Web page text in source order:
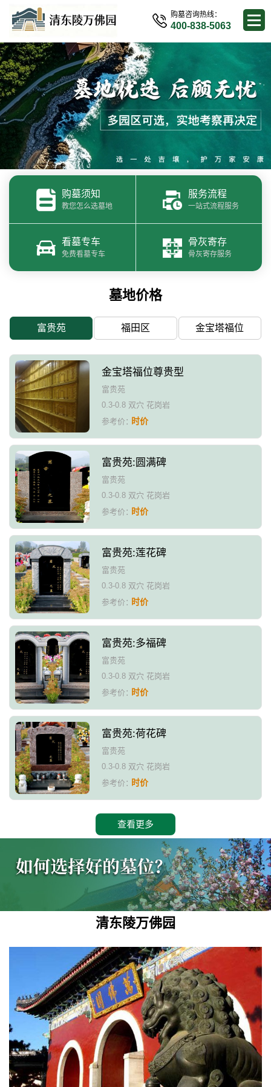
购墓咨询热线：
400-838-5063
购墓须知
教您怎么选墓地
服务流程
一站式流程服务
看墓专车
免费看墓专车
骨灰寄存
骨灰寄存服务
墓地价格
富贵苑 福田区 金宝塔福位
金宝塔福位尊贵型
富贵苑
0.3-0.8 双穴 花岗岩
参考价：时价
富贵苑:圆满碑
富贵苑
0.3-0.8 双穴 花岗岩
参考价：时价
富贵苑:莲花碑
富贵苑
0.3-0.8 双穴 花岗岩
参考价：时价
富贵苑:多福碑
富贵苑
0.3-0.8 双穴 花岗岩
参考价：时价
富贵苑:荷花碑
富贵苑
0.3-0.8 双穴 花岗岩
参考价：时价
查看更多
清东陵万佛园